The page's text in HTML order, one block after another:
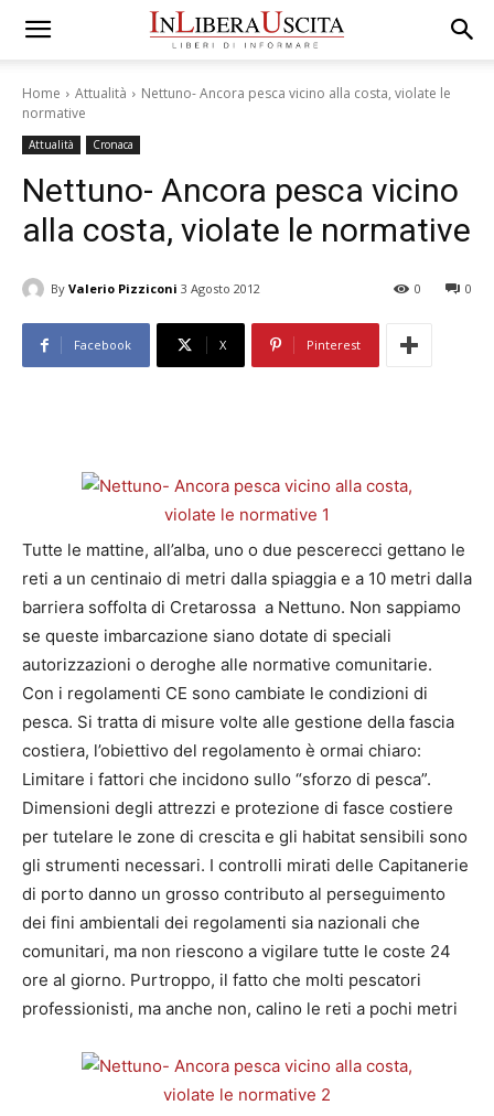
Home Attualità
Nettuno- Ancora pesca vicino alla costa, violate le
normative
Attualità Cronaca
Nettuno- Ancora pesca vicino
alla costa, violate le normative
By Valerio Pizziconi 3 Agosto 2012 0
0
Facebook X Pinterest
Tutte le mattine, all’alba, uno o due pescerecci gettano le
reti a un centinaio di metri dalla spiaggia e a 10 metri dalla
barriera soffolta di Cretarossa a Nettuno. Non sappiamo
se queste imbarcazione siano dotate di speciali
autorizzazioni o deroghe alle normative comunitarie.
Con i regolamenti CE sono cambiate le condizioni di
pesca. Si tratta di misure volte alle gestione della fascia
costiera, l’obiettivo del regolamento è ormai chiaro:
Limitare i fattori che incidono sullo “sforzo di pesca”.
Dimensioni degli attrezzi e protezione di fasce costiere
per tutelare le zone di crescita e gli habitat sensibili sono
gli strumenti necessari. I controlli mirati delle Capitanerie
di porto danno un grosso contributo al perseguimento
dei fini ambientali dei regolamenti sia nazionali che
comunitari, ma non riescono a vigilare tutte le coste 24
ore al giorno. Purtroppo, il fatto che molti pescatori
professionisti, ma anche non, calino le reti a pochi metri